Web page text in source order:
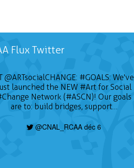
Flux Twitter
@ARTsocialCHANGE: #GOALS: We've
launched the NEW #Artfor Social
Network (#ASCN)! Our goals
are to: build bridges, support…
@CNAL_RCAA déc 6